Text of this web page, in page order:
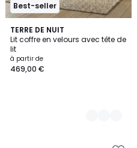
Best-seller
TERRE DE NUIT
Lit coffre en velours avec tête de
lit
à partir de
469,00 €
4
Couleurs